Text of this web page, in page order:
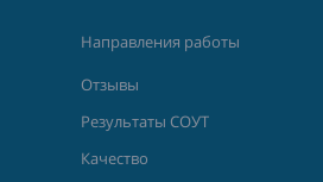
Направления работы
Отзывы
Результаты СОУТ
Качество